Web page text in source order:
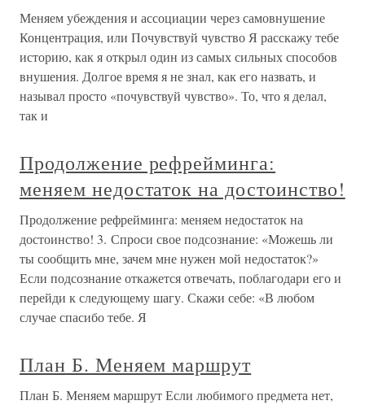
Меняем убеждения и ассоциации через самовнушение
Концентрация, или Почувствуй чувство Я расскажу тебе
историю, как я открыл один из самых сильных способов
внушения. Долгое время я не знал, как его назвать, и
называл просто «почувствуй чувство». То, что я делал,
так и
Продолжение рефрейминга:
меняем недостаток на достоинство!
Продолжение рефрейминга: меняем недостаток на
достоинство! 3. Спроси свое подсознание: «Можешь ли
ты сообщить мне, зачем мне нужен мой недостаток?»
Если подсознание откажется отвечать, поблагодари его и
перейди к следующему шагу. Скажи себе: «В любом
случае спасибо тебе. Я
План Б. Меняем маршрут
План Б. Меняем маршрут Если любимого предмета нет,